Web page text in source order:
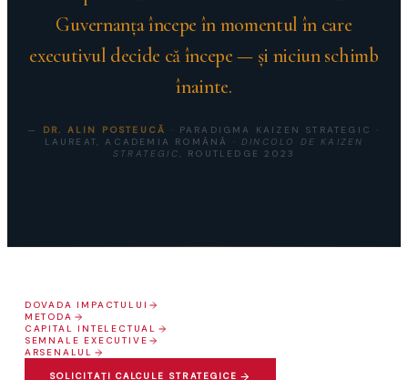
Guvernanţa începe în momentul în care
executivul decide că începe — şi niciun schimb
înainte.
— DR. ALIN POSTEUCĂ
· PARADIGMA KAIZEN STRATEGIC ·
LAUREAT, ACADEMIA ROMÂNĂ · DINCOLO DE KAIZEN
STRATEGIC, ROUTLEDGE 2023
DOVADA IMPACTULUI
METODA
CAPITAL INTELECTUAL
SEMNALE EXECUTIVE
ARSENALUL
SOLICITAŢI CALCULE STRATEGICE